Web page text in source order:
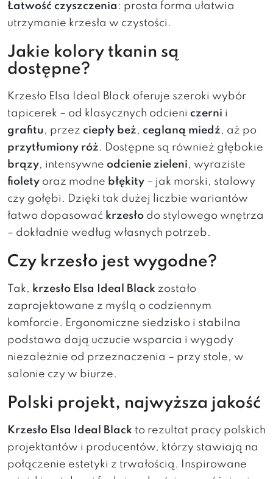
Łatwość czyszczenia : prosta forma ułatwia
utrzymanie krzesła w czystości.
Jakie kolory tkanin są
dostępne?
Krzesło Elsa Ideal Black oferuje szeroki wybór
tapicerek – od klasycznych odcieni czerni i
grafitu, przez ciepły beż, ceglaną miedź, aż po
przytłumiony róż. Dostępne są również głębokie
brązy, intensywne odcienie zieleni, wyraziste
fiolety oraz modne błękity – jak morski, stalowy
czy gołębi. Dzięki tak dużej liczbie wariantów
łatwo dopasować krzesło do stylowego wnętrza
– dokładnie według własnych potrzeb.
Czy krzesło jest wygodne?
Tak, krzesło Elsa Ideal Black zostało
zaprojektowane z myślą o codziennym
komforcie. Ergonomiczne siedzisko i stabilna
podstawa dają uczucie wsparcia i wygody
niezależnie od przeznaczenia – przy stole, w
salonie czy w biurze.
Polski projekt, najwyższa jakość
Krzesło Elsa Ideal Black to rezultat pracy polskich
projektantów i producentów, którzy stawiają na
połączenie estetyki z trwałością. Inspirowane